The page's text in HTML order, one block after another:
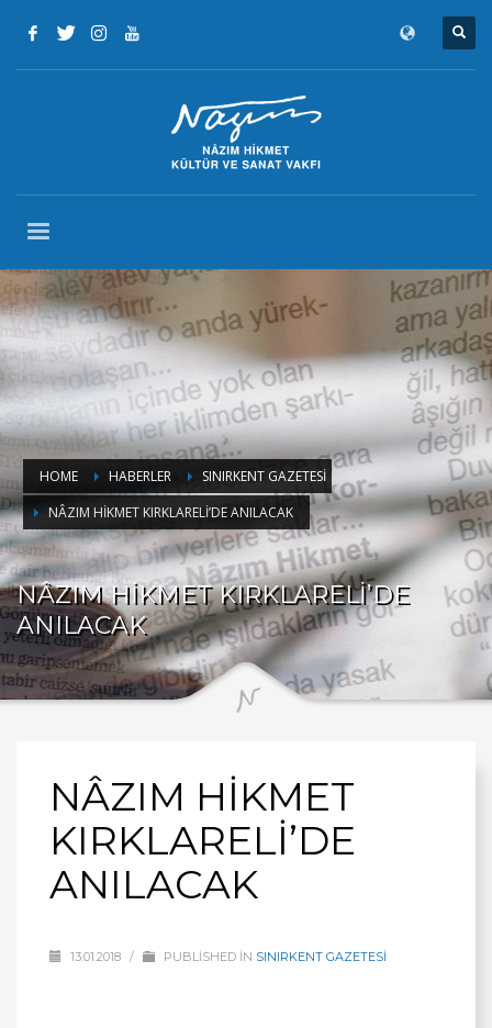
HOME HABERLER
SINIRKENT GAZETESİ
NÂZIM HİKMET KIRKLARELİ’DE ANILACAK
NÂZIM HİKMET KIRKLARELİ’DE
ANILACAK
NÂZIM HİKMET
KIRKLARELİ’DE
ANILACAK
13.01.2018 / PUBLISHED IN SINIRKENT GAZETESİ